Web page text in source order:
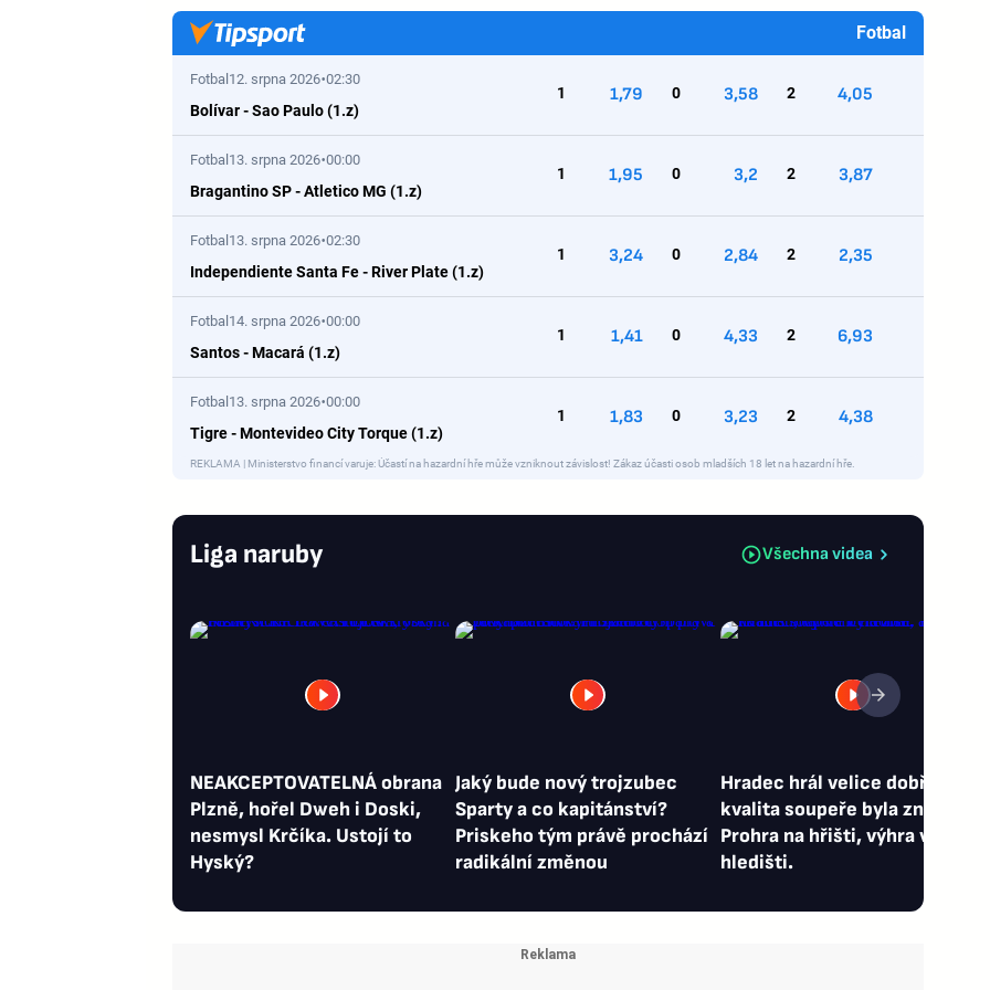
Fotbal
Fotbal12. srpna 2026 02:30
Bolívar-Sao Paulo (1.z)
1 1,79 0 3,58 2 4,05
Fotbal13. srpna 2026 00:00
Bragantino SP-Atletico MG (1.z)
1 1,95 0 3,2 2 3,87
Fotbal13. srpna 2026 02:30
Independiente Santa Fe-River Plate (1.z)
1 3,24 0 2,84 2 2,35
Fotbal14. srpna 2026 00:00
Santos-Macará (1.z)
1 1,41 0 4,33 2 6,93
Fotbal13. srpna 2026 00:00
Tigre-Montevideo City Torque (1.z)
1 1,83 0 3,23 2 4,38
REKLAMA | Ministerstvo financí varuje: Účastí na hazardní hře může vzniknout závislost! Zákaz účasti osob mladších 18 let na hazardní hře.
Liga naruby Všechna videa
NEAKCEPTOVATELNÁ obrana
Plzně, hořel Dweh i Doski,
nesmysl Krčíka. Ustojí to
Hyský?
Jaký bude nový trojzubec
Sparty a co kapitánství?
Priskeho tým právě prochází
radikální změnou
Hradec hrál velice dobře, ale
kvalita soupeře byla znát.
Prohra na hřišti, výhra v
hledišti.